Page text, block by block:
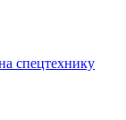
спецтехнику